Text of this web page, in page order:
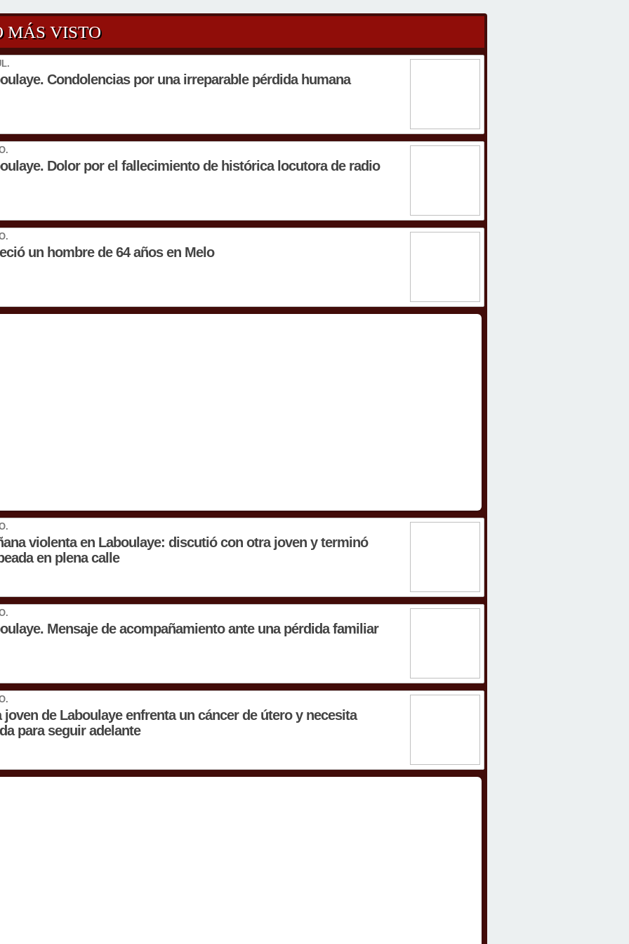
MÁS VISTO
Condolencias por una irreparable pérdida humana
Dolor por el fallecimiento de histórica locutora de radio
un hombre de 64 años en Melo
violenta en Laboulaye: discutió con otra joven y terminó
en plena calle
Mensaje de acompañamiento ante una pérdida familiar
joven de Laboulaye enfrenta un cáncer de útero y necesita
para seguir adelante